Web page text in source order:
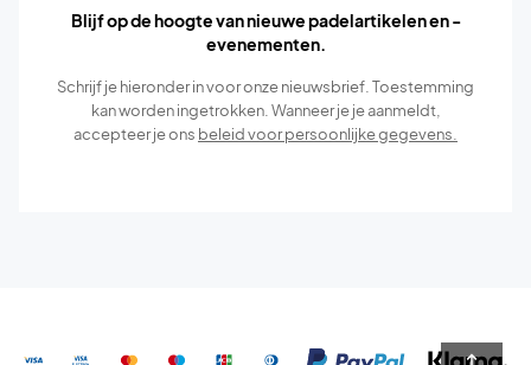
Blijf op de hoogte van nieuwe padelartikelen en -
evenementen.
Schrijf je hieronder in voor onze nieuwsbrief. Toestemming
kan worden ingetrokken. Wanneer je je aanmeldt,
accepteer je ons beleid voor persoonlijke gegevens.